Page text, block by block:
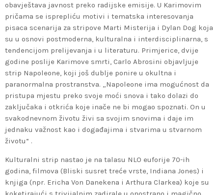
obavještava javnost preko radijske emisije. U Karimovim
pričama se isprepliću motivi i tematska interesovanja
pisaca scenarija za stripove Marti Misterija i Dylan Dog koja
su u osnovi postmoderna, kulturalna i interdisciplinarna, s
tendencijom prelijevanja i u literaturu. Primjerice, dvije
godine poslije Karimove smrti, Carlo Abrosini objavljuje
strip Napoleone, koji još dublje ponire u okultna i
paranormalna prostranstva. „Napoleone ima mogućnost da
pristupa mjestu preko svoje moći snova i tako dolazi do
zaključaka i otkrića koje inače ne bi mogao spoznati. On u
svakodnevnom životu živi sa svojim snovima i daje im
jednaku važnost kao i događajima i stvarima u stvarnom
životu“ .
Kulturalni strip nastao je na talasu NLO euforije 70-ih
godina, filmova (Bliski susret treće vrste, Indiana Jones) i
knjiga (npr. Ericha Von Danekena i Arthura Clarkea) koje su